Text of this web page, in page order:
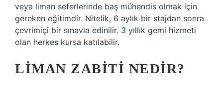
veya liman seferlerinde baş mühendis olmak için
gereken eğitimdir. Nitelik, 6 aylık bir stajdan sonra
çevrimiçi bir sınavla edinilir. 3 yıllık gemi hizmeti
olan herkes kursa katılabilir.
LIMAN ZABITI NEDIR?